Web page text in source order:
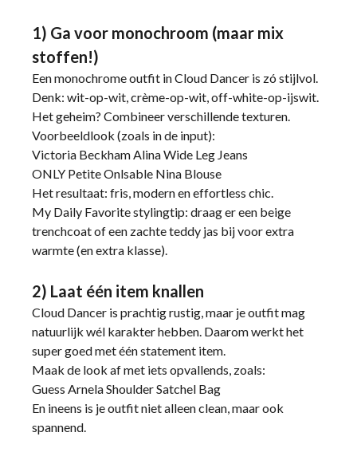
1) Ga voor monochroom (maar mix
stoffen!)
Een monochrome outfit in Cloud Dancer is zó stijlvol.
Denk: wit-op-wit, crème-op-wit, off-white-op-ijswit.
Het geheim? Combineer verschillende texturen.
Voorbeeldlook (zoals in de input):
Victoria Beckham Alina Wide Leg Jeans
ONLY Petite Onlsable Nina Blouse
Het resultaat: fris, modern en effortless chic.
My Daily Favorite stylingtip: draag er een beige
trenchcoat of een zachte teddy jas bij voor extra
warmte (en extra klasse).
2) Laat één item knallen
Cloud Dancer is prachtig rustig, maar je outfit mag
natuurlijk wél karakter hebben. Daarom werkt het
super goed met één statement item.
Maak de look af met iets opvallends, zoals:
Guess Arnela Shoulder Satchel Bag
En ineens is je outfit niet alleen clean, maar ook
spannend.